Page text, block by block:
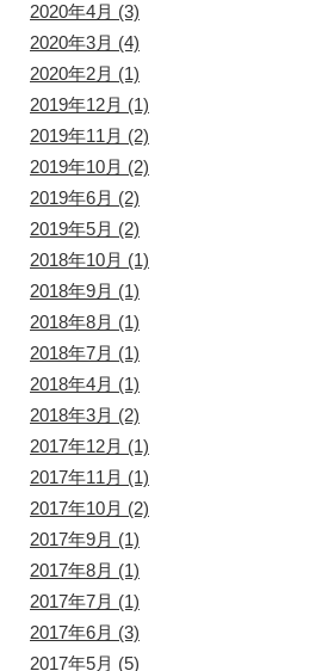
2020年4月 (3)
2020年3月 (4)
2020年2月 (1)
2019年12月 (1)
2019年11月 (2)
2019年10月 (2)
2019年6月 (2)
2019年5月 (2)
2018年10月 (1)
2018年9月 (1)
2018年8月 (1)
2018年7月 (1)
2018年4月 (1)
2018年3月 (2)
2017年12月 (1)
2017年11月 (1)
2017年10月 (2)
2017年9月 (1)
2017年8月 (1)
2017年7月 (1)
2017年6月 (3)
2017年5月 (5)